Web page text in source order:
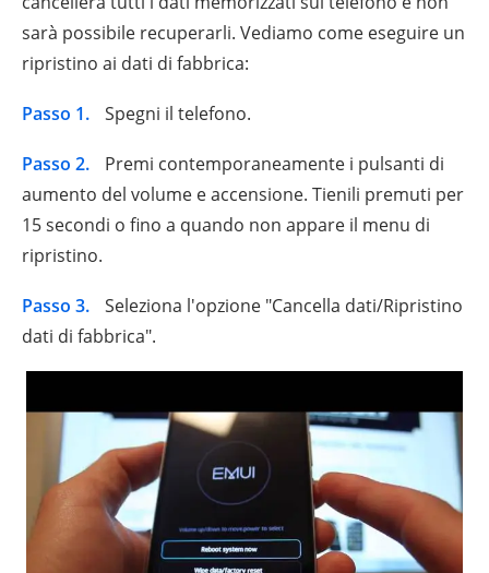
sarà possibile recuperarli. Vediamo come eseguire un
ripristino ai dati di fabbrica:
Passo 1. Spegni il telefono.
Passo 2.
Premi contemporaneamente i pulsanti di
aumento del volume e accensione. Tienili premuti per
15 secondi o fino a quando non appare il menu di
ripristino.
Passo 3.
Seleziona l'opzione "Cancella dati/Ripristino
dati di fabbrica".